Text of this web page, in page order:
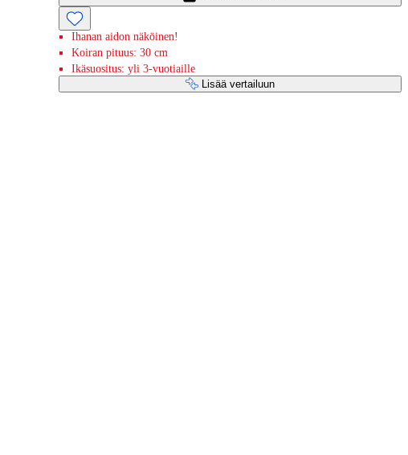
Ihanan aidon näköinen!
Koiran pituus: 30 cm
Ikäsuositus: yli 3-vuotiaille
Lisää vertailuun